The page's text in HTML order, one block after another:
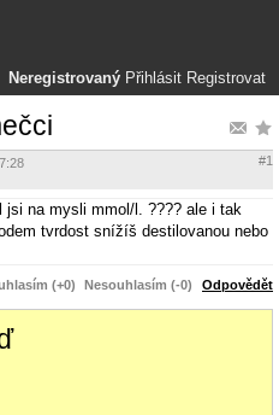
Neregistrovaný Přihlásit Registrovat
#1
na mysli mmol/l. ???? ale i tak
tvrdost snížíš destilovanou nebo
(+0) Nesouhlasím (-0) Odpovědět